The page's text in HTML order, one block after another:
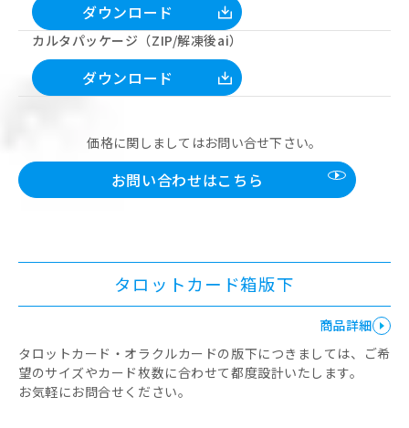
ダウンロード
カルタパッケージ（ZIP/解凍後ai）
ダウンロード
価格に関しましてはお問い合せ下さい。
お問い合わせはこちら
タロットカード箱版下
商品詳細
タロットカード・オラクルカードの版下につきましては、ご希
望のサイズやカード枚数に合わせて都度設計いたします。
お気軽にお問合せください。